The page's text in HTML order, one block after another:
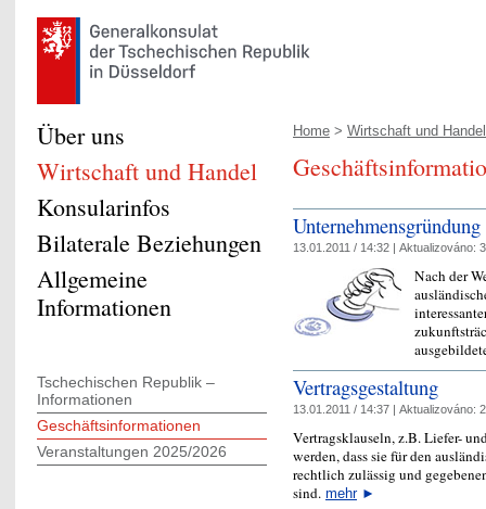
Home > Wirtschaft und Handel
13.01.2011 / 14:32 | Aktualizováno:
Nach der
Vertragsgestaltung
13.01.2011 / 14:37 | Aktualizováno:
Vertragsklauseln, z.B. Liefer-
werden, dass sie für den
rechtlich zulässig und
sind. mehr►
Über uns
Wirtschaft und Handel
Konsularinfos
Bilaterale Beziehungen
Allgemeine
Informationen
Tschechischen Republik –
Informationen
Geschäftsinformationen
Veranstaltungen 2025/2026